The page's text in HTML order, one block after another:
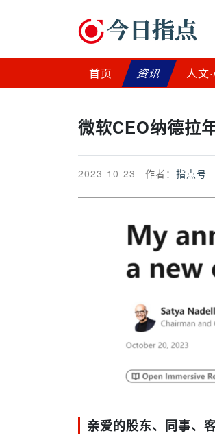
首页 资讯 人文
微软CEO纳德拉
2023-10-23 作者： 指点号
亲爱的股东、同事、